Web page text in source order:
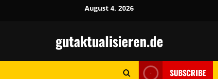
August 4, 2026
gutaktualisieren.de
SUBSCRIBE